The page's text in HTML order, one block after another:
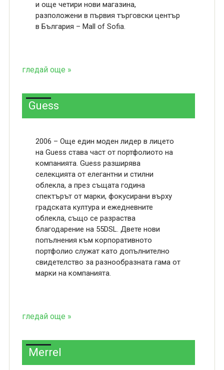
и още четири нови магазина,
разположени в първия търговски център
в България – Mall of Sofia.
гледай още »
Guess
2006 – Още един моден лидер в лицето
на Guess става част от портфолиото на
компанията. Guess разширява
селекцията от елегантни и стилни
облекла, а през същата година
спектърът от марки, фокусирани върху
градската култура и ежедневните
облекла, също се разраства
благодарение на 55DSL. Двете нови
попълнения към корпоративното
портфолио служат като допълнително
свидетелство за разнообразната гама от
марки на компанията.
гледай още »
Merrel